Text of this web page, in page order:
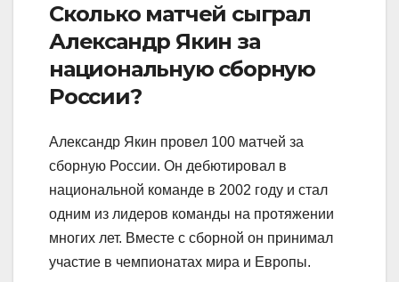
Сколько матчей сыграл
Александр Якин за
национальную сборную
России?
Александр Якин провел 100 матчей за
сборную России. Он дебютировал в
национальной команде в 2002 году и стал
одним из лидеров команды на протяжении
многих лет. Вместе с сборной он принимал
участие в чемпионатах мира и Европы.